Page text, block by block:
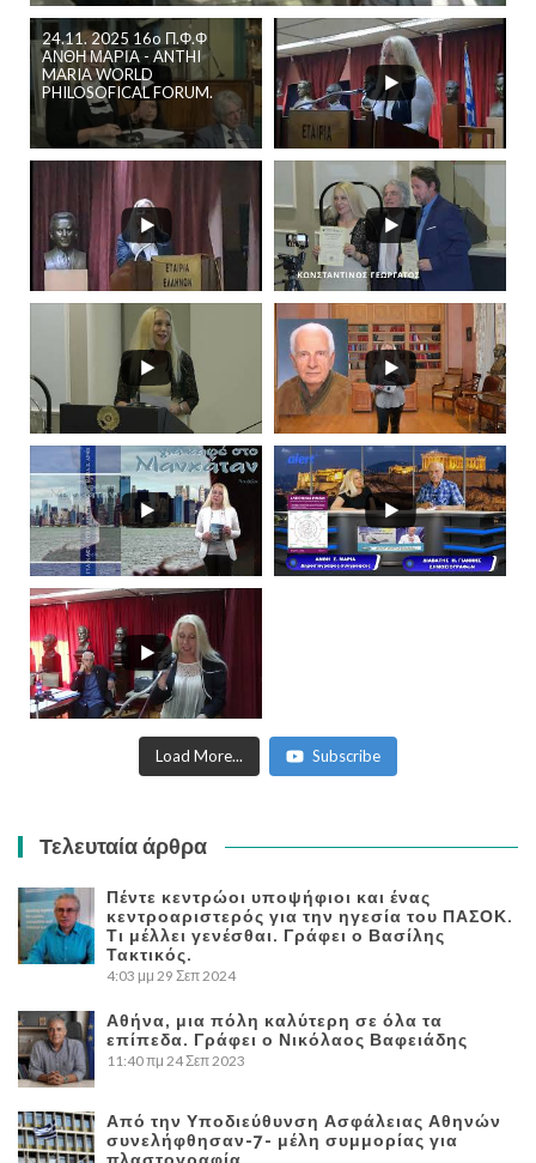
24.11. 2025 16o Π.Φ.Φ
ΑΝΘΗ ΜΑΡΙΑ - ANTHI
MARIA WORLD
PHILOSOFICAL FORUM.
Load More... Subscribe
Τελευταία άρθρα
Πέντε κεντρώοι υποψήφιοι και ένας
κεντροαριστερός για την ηγεσία του ΠΑΣΟΚ.
Τι μέλλει γενέσθαι. Γράφει ο Βασίλης
Τακτικός.
4:03 μμ 29 Σεπ 2024
Αθήνα, μια πόλη καλύτερη σε όλα τα
επίπεδα. Γράφει ο Νικόλαος Βαφειάδης
11:40 πμ 24 Σεπ 2023
Από την Υποδιεύθυνση Ασφάλειας Αθηνών
συνελήφθησαν-7- μέλη συμμορίας για